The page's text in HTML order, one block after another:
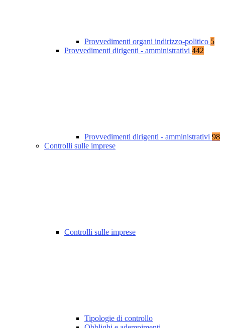
Provvedimenti organi indirizzo-politico 5
Provvedimenti dirigenti - amministrativi 442
Provvedimenti dirigenti - amministrativi 98
Controlli sulle imprese
Controlli sulle imprese
Tipologie di controllo